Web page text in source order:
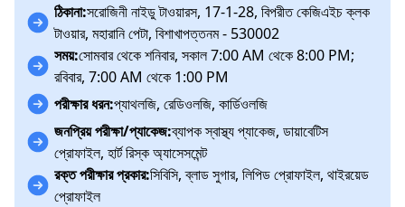
ঠিকানা:সরোজিনী নাইডু টাওয়ারস, 17-1-28, বিপরীত কেজিএইচ ক্লক
টাওয়ার, মহারানি পেটা, বিশাখাপত্তনম - 530002
সময়:সোমবার থেকে শনিবার, সকাল 7:00 AM থেকে 8:00 PM;
রবিবার, 7:00 AM থেকে 1:00 PM
পরীক্ষার ধরন:প্যাথলজি, রেডিওলজি, কার্ডিওলজি
জনপ্রিয় পরীক্ষা/প্যাকেজ:ব্যাপক স্বাস্থ্য প্যাকেজ, ডায়াবেটিস
প্রোফাইল, হার্ট রিস্ক অ্যাসেসমেন্ট
রক্ত পরীক্ষার প্রকার:সিবিসি, ব্লাড সুগার, লিপিড প্রোফাইল, থাইরয়েড
প্রোফাইল